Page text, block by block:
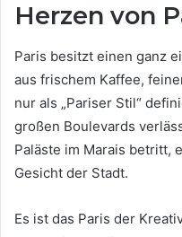
Herzen von
Paris besitzt einen ganz
aus frischem Kaffee,
nur als „Pariser Stil“
großen Boulevards
Paläste im Marais betritt,
Gesicht der Stadt.
Es ist das Paris der